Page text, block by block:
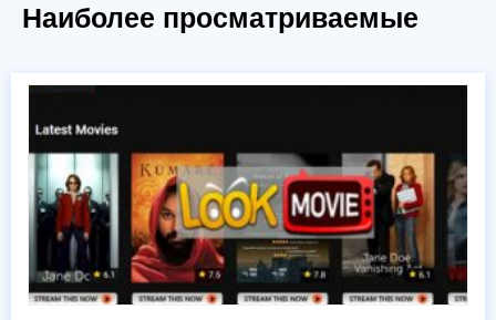
Наиболее просматриваемые